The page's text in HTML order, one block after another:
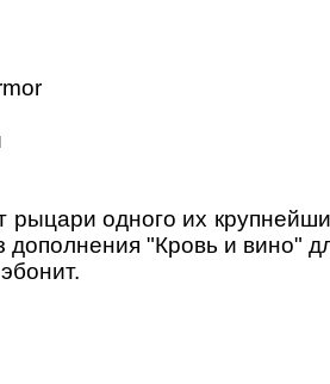
рыцари одного их
"Кровь и вино"